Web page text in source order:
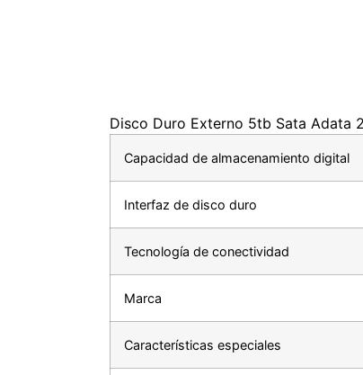
Disco Duro Externo 5tb Sata Adata
Capacidad de almacenamiento digital
Interfaz de disco duro
Tecnología de conectividad
Marca
Características especiales